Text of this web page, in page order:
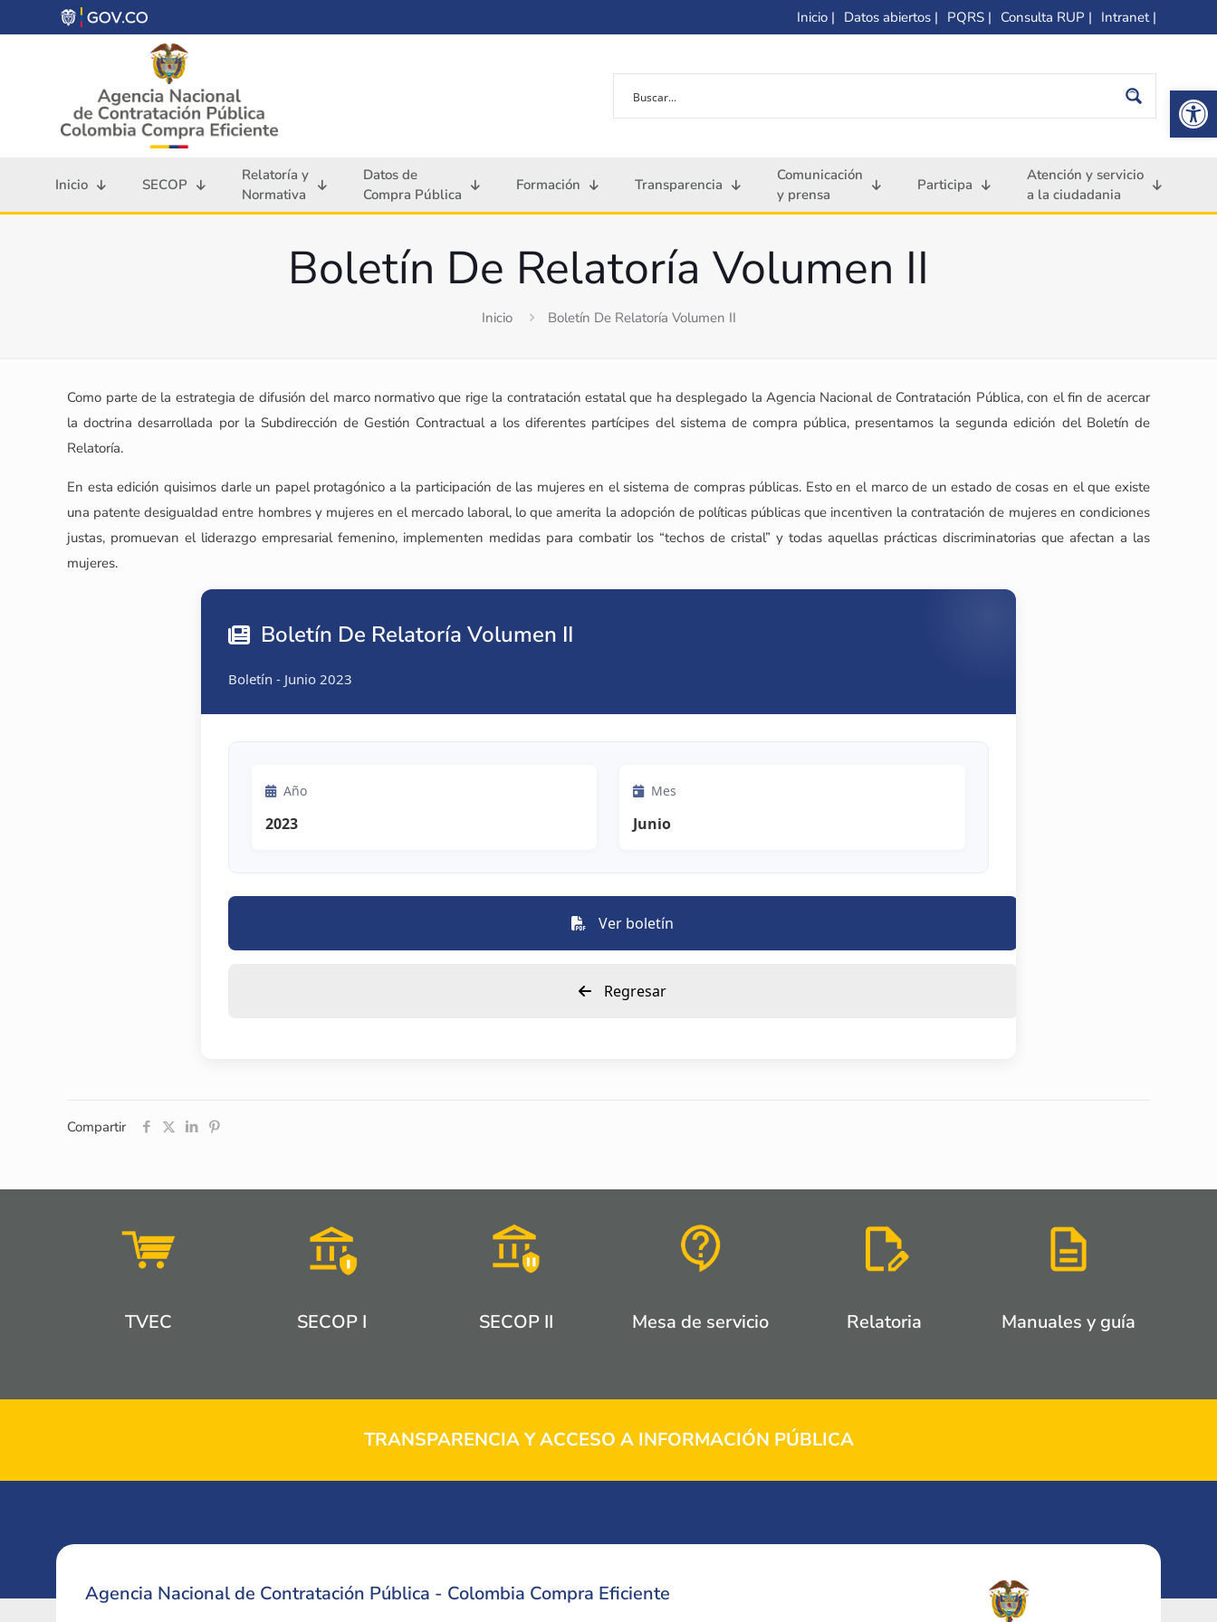
Inicio | Datos abiertos | PQRS | Consulta RUP | Intranet |
Inicio SECOP
Relatoría y
Normativa
Datos de
Compra Pública
Formación Transparencia
Comunicación
y prensa
Participa
Atención y servicio
a la ciudadania
Boletín De Relatoría Volumen II
Inicio Boletín De Relatoría Volumen II
Como parte de la estrategia de difusión del marco normativo que rige la contratación estatal que ha desplegado la Agencia Nacional de Contratación Pública, con el fin de acercar
la doctrina desarrollada por la Subdirección de Gestión Contractual a los diferentes partícipes del sistema de compra pública, presentamos la segunda edición del Boletín de
Relatoría.
En esta edición quisimos darle un papel protagónico a la participación de las mujeres en el sistema de compras públicas. Esto en el marco de un estado de cosas en el que existe
una patente desigualdad entre hombres y mujeres en el mercado laboral, lo que amerita la adopción de políticas públicas que incentiven la contratación de mujeres en condiciones
justas, promuevan el liderazgo empresarial femenino, implementen medidas para combatir los “techos de cristal” y todas aquellas prácticas discriminatorias que afectan a las
mujeres.
Boletín De Relatoría Volumen II
Boletín - Junio 2023
Año
2023
Mes
Junio
Ver boletín
Regresar
Compartir
TVEC SECOP I SECOP II Mesa de servicio Relatoria Manuales y guía
TRANSPARENCIA Y ACCESO A INFORMACIÓN PÚBLICA
Agencia Nacional de Contratación Pública - Colombia Compra Eficiente